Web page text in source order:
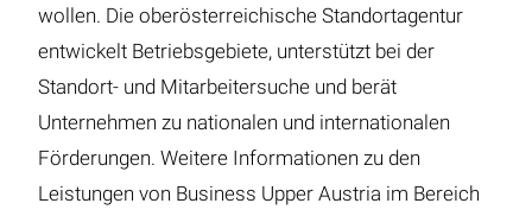
wollen. Die oberösterreichische Standortagentur
entwickelt Betriebsgebiete, unterstützt bei der
Standort- und Mitarbeitersuche und berät
Unternehmen zu nationalen und internationalen
Förderungen. Weitere Informationen zu den
Leistungen von Business Upper Austria im Bereich